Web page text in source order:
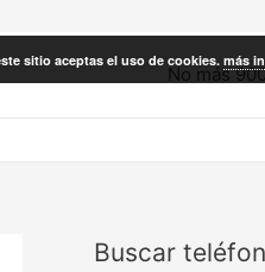
No más
Buscar
sitio aceptas el uso de cookies. más